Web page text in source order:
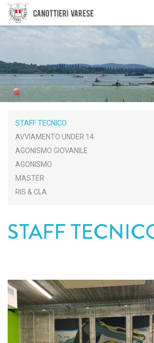
STAFF TECNICO
AVVIAMENTO UNDER 14
AGONISMO GIOVANILE
AGONISMO
MASTER
RIS & CLA
STAFF